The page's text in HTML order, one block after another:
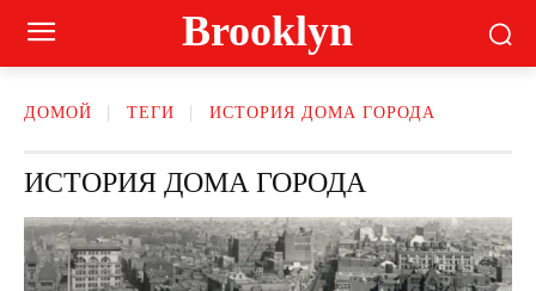
Brooklyn
ДОМОЙ ТЕГИ ИСТОРИЯ ДОМА ГОРОДА
ИСТОРИЯ ДОМА ГОРОДА